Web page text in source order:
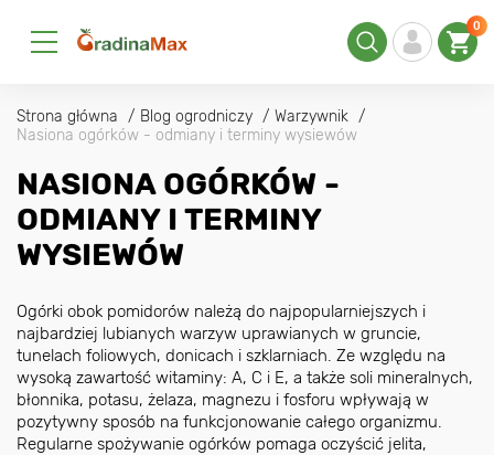
0
Strona główna Blog ogrodniczy
Warzywnik
Nasiona ogórków - odmiany i terminy wysiewów
NASIONA OGÓRKÓW -
ODMIANY I TERMINY
WYSIEWÓW
Ogórki obok pomidorów należą do najpopularniejszych i
najbardziej lubianych warzyw uprawianych w gruncie,
tunelach foliowych, donicach i szklarniach. Ze względu na
wysoką zawartość witaminy: A, C i E, a także soli mineralnych,
błonnika, potasu, żelaza, magnezu i fosforu wpływają w
pozytywny sposób na funkcjonowanie całego organizmu.
Regularne spożywanie ogórków pomaga oczyścić jelita,